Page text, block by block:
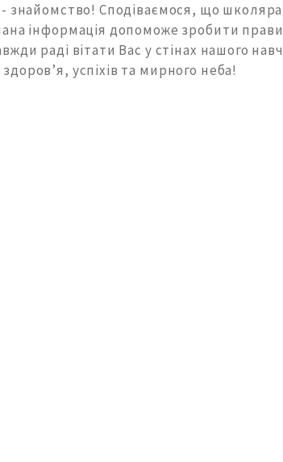
- знайомство! Сподіваємося, що
інформація допоможе зробити
раді вітати Вас у стінах нашого
успіхів та мирного неба!